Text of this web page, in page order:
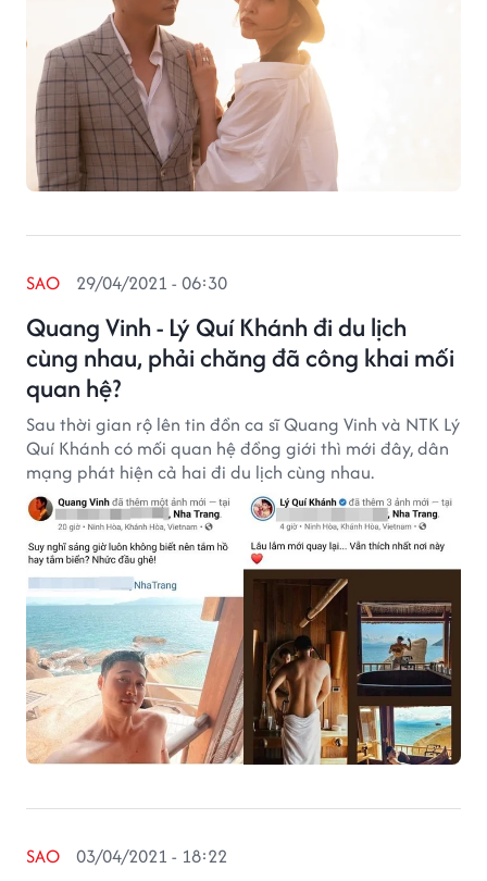
Quang Vinh - Lý Quí Khánh đi du lịch
cùng nhau, phải chăng đã công khai mối
quan hệ?
SAO 29/04/2021 - 06:30
Sau thời gian rộ lên tin đồn ca sĩ Quang Vinh và NTK Lý
Quí Khánh có mối quan hệ đồng giới thì mới đây, dân
mạng phát hiện cả hai đi du lịch cùng nhau.
SAO 03/04/2021 - 18:22